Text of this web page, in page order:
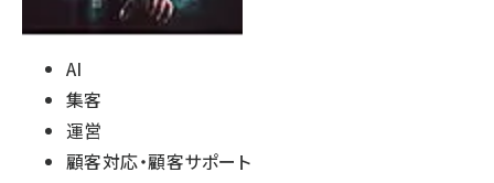
AI
集客
運営
顧客対応・顧客サポート